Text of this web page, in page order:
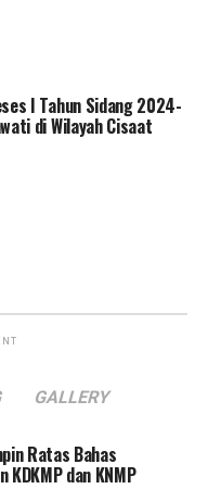
I Tahun Sidang 2024-
di Wilayah Cisaat
GALLERY
Ratas Bahas
dan KNMP